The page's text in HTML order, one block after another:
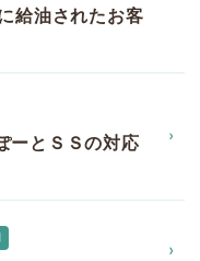
給油されたお客
ーとＳＳの対応